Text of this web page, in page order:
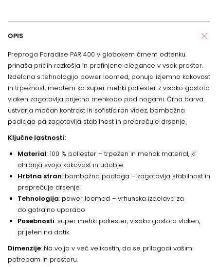
OPIS
Preproga Paradise PAR 400 v globokem črnem odtenku
prinaša pridih razkošja in prefinjene elegance v vsak prostor.
Izdelana s tehnologijo power loomed, ponuja izjemno kakovost
in trpežnost, medtem ko super mehki poliester z visoko gostoto
vlaken zagotavlja prijetno mehkobo pod nogami. Črna barva
ustvarja močan kontrast in sofisticiran videz, bombažna
podlaga pa zagotavlja stabilnost in preprečuje drsenje.
Ključne lastnosti:
Material: 100 % poliester – trpežen in mehak material, ki
ohranja svojo kakovost in udobje
Hrbtna stran: bombažna podlaga – zagotavlja stabilnost in
preprečuje drsenje
Tehnologija: power loomed – vrhunska izdelava za
dolgotrajno uporabo
Posebnosti: super mehki poliester, visoka gostota vlaken,
prijeten na dotik
Dimenzije: Na voljo v več velikostih, da se prilagodi vašim
potrebam in prostoru.